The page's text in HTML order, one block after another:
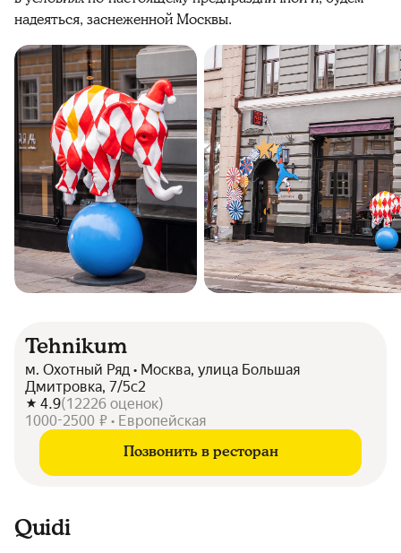
надеяться, заснеженной Москвы.
Tehnikum
м. Охотный Ряд • Москва, улица Большая
Дмитровка, 7/5с2
4.9(12226 оценок)
1000-2500 ₽ • Европейская
Позвонить в ресторан
Quidi